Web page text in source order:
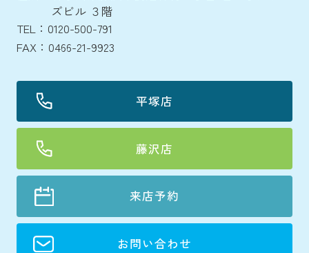
ズビル ３階
TEL：0120-500-791
FAX：0466-21-9923
平塚店
藤沢店
来店予約
お問い合わせ